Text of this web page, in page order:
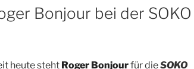
Bonjour bei der SOKO
heute steht Roger Bonjourfür dieSOKO